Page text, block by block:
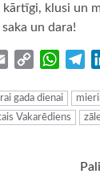
klusi un
un dara!
Email
Copy
gada dienai
Vakarēdiens